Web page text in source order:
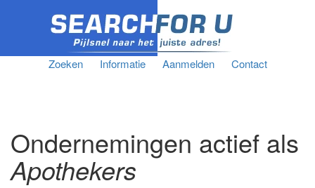
Zoeken Informatie Aanmelden Contact
Ondernemingen actief als
Apothekers